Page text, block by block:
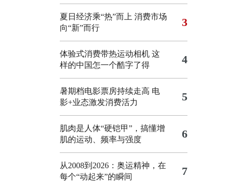
夏日经济乘“热”而上 消费市场
向“新”而行
3
体验式消费带热运动相机 这
样的中国怎一个酷字了得
4
暑期档电影票房持续走高 电
影+业态激发消费活力
5
肌肉是人体“硬铠甲”，搞懂增
肌的运动、频率与强度
6
从2008到2026：奥运精神，在
每个“动起来”的瞬间
7